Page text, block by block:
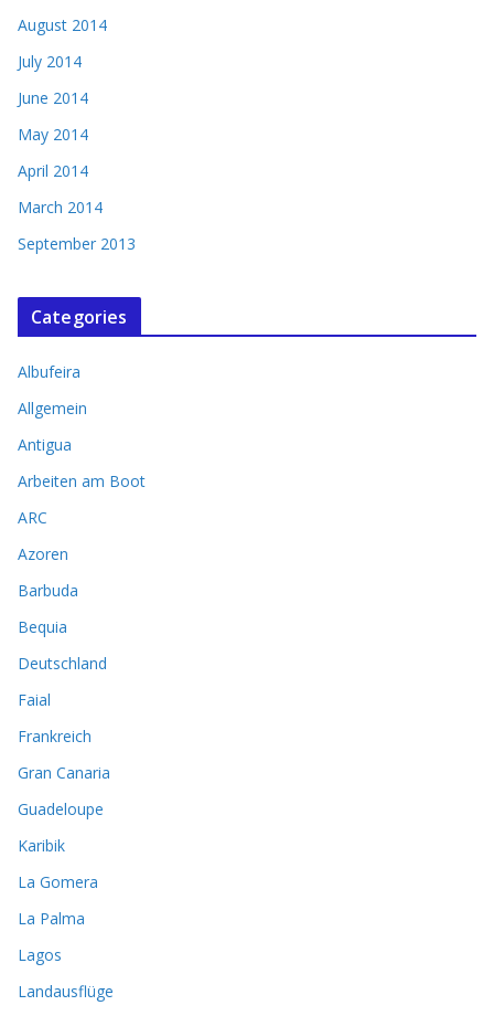
August 2014
July 2014
June 2014
May 2014
April 2014
March 2014
September 2013
Categories
Albufeira
Allgemein
Antigua
Arbeiten am Boot
ARC
Azoren
Barbuda
Bequia
Deutschland
Faial
Frankreich
Gran Canaria
Guadeloupe
Karibik
La Gomera
La Palma
Lagos
Landausflüge